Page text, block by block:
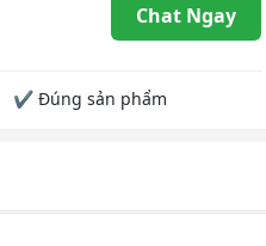
Chat Ngay
✔ Đúng sản phẩm